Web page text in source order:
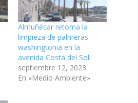
Almuñécar retoma la
limpieza de palmeras
washingtonia en la
avenida Costa del Sol
septiembre 12, 2023
En «Medio Ambiente»